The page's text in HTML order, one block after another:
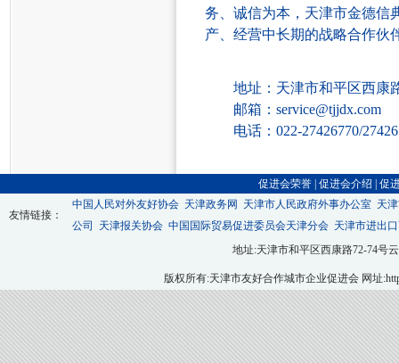
务、诚信为本， 天津市金德信
产、经营中长期的战略合作伙
地址：天津市和平区西康
邮箱： service@tjjdx.com
电话： 022-27426770/
促进会荣誉 促进会介绍 促
友情链接：
中国人民对外友好协会 天津政务网 天津市人民政府外事办公室 天
公司
天津报关协会 中国国际贸易促进委员会天津分会 天津市进出
地址:天津市和平区西康路72-74号云
版权所有:天津市友好合作城市企业促进会 网址